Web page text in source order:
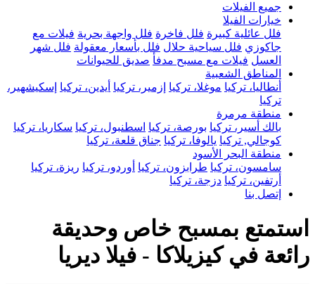
جميع الفيلات
خيارات الفيلا
فلل عائلية كبيرة فلل فاخرة فلل واجهة بحرية فيلات مع
جاكوزي فلل سياحية حلال فلل بأسعار معقولة فلل شهر
العسل فيلات مع مسبح مدفأ صديق للحيوانات
المناطق الشعبية
أنطاليا، تركيا موغلا، تركيا إزمير، تركيا أيدين، تركيا إسكيشهير،
تركيا
منطقة مرمرة
بالك أسير، تركيا بورصة، تركيا اسطنبول، تركيا سكاريا، تركيا
كوجالي, تركيا يالوفا، تركيا جناق قلعة، تركيا
منطقة البحر الأسود
سامسون، تركيا طرابزون، تركيا أوردو، تركيا ريزة، تركيا
أرتفين، تركيا دزجة، تركيا
إتصل بنا
استمتع بمسبح خاص وحديقة
رائعة في كيزيلاكا - فيلا ديريا